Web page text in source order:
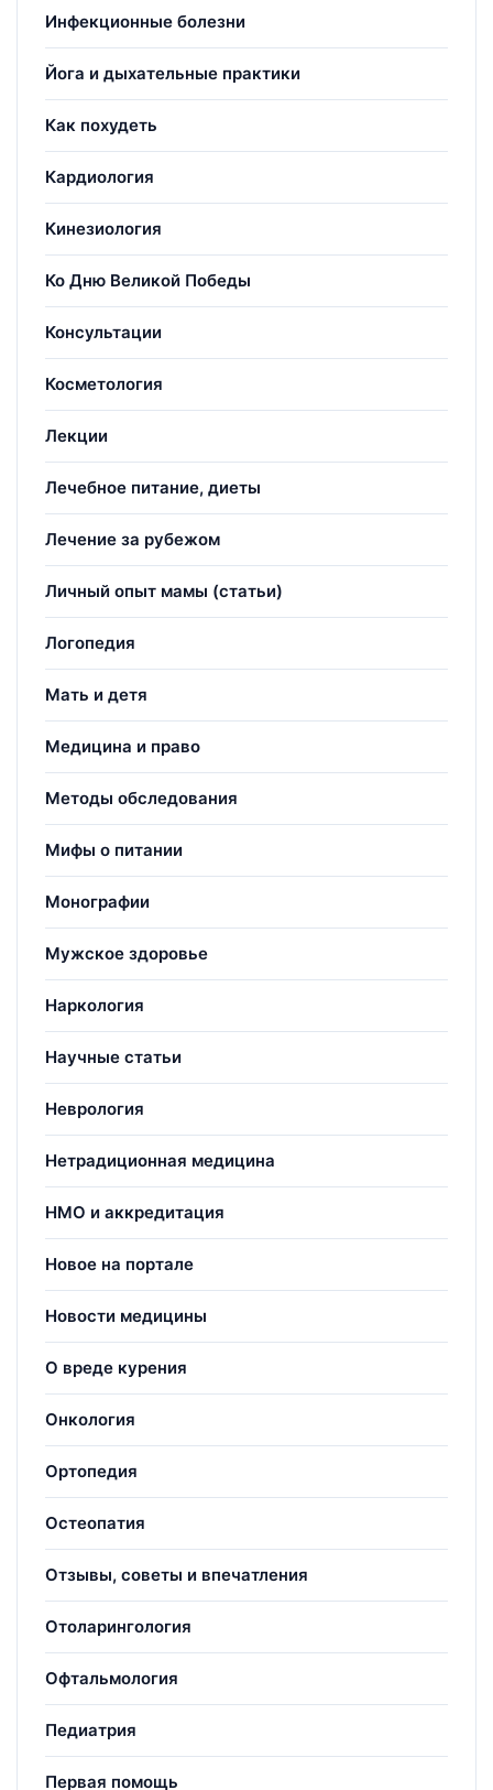
Инфекционные болезни
Йога и дыхательные практики
Как похудеть
Кардиология
Кинезиология
Ко Дню Великой Победы
Консультации
Косметология
Лекции
Лечебное питание, диеты
Лечение за рубежом
Личный опыт мамы (статьи)
Логопедия
Мать и детя
Медицина и право
Методы обследования
Мифы о питании
Монографии
Мужское здоровье
Наркология
Научные статьи
Неврология
Нетрадиционная медицина
НМО и аккредитация
Новое на портале
Новости медицины
О вреде курения
Онкология
Ортопедия
Остеопатия
Отзывы, советы и впечатления
Отоларингология
Офтальмология
Педиатрия
Первая помощь